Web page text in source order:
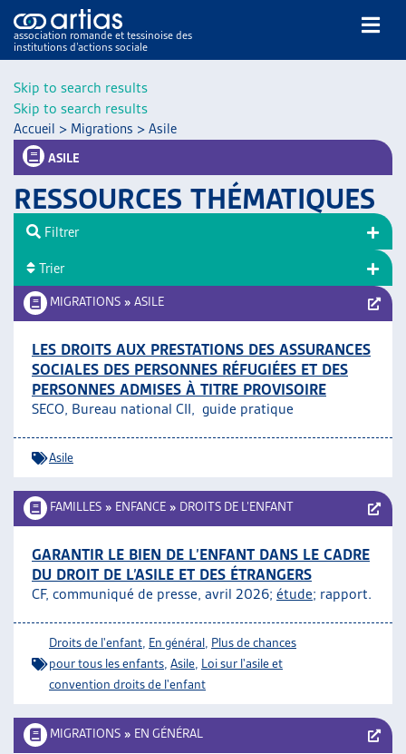
Skip to search results
Skip to search results
association romande et tessinoise des
institutions d’actions sociale
NOS PUBLICATIONS
DOSSIERS DU MOIS
VEILLE
RESSOURCES
THÉMATIQUES
GUIDE SOCIAL ROMAND
AUTRES
PROJETS ET ACTIVITÉS
JOURNÉES D’AUTOMNE
Accueil > Migrations > Asile
ASILE
RESSOURCES THÉMATIQUES
MIGRATIONS » ASILE
LES DROITS AUX PRESTATIONS DES ASSURANCES
SOCIALES DES PERSONNES RÉFUGIÉES ET DES
PERSONNES ADMISES À TITRE PROVISOIRE
SECO, Bureau national CII, guide pratique
Asile
FAMILLES » ENFANCE » DROITS DE L’ENFANT
GARANTIR LE BIEN DE L’ENFANT DANS LE CADRE
DU DROIT DE L’ASILE ET DES ÉTRANGERS
CF, communiqué de presse, avril 2026; étude; rapport.
Droits de l'enfant En général Plus de chances
pour tous les enfants Asile Loi sur l'asile et
convention droits de l'enfant
MIGRATIONS » EN GÉNÉRAL
Filtrer
Trier